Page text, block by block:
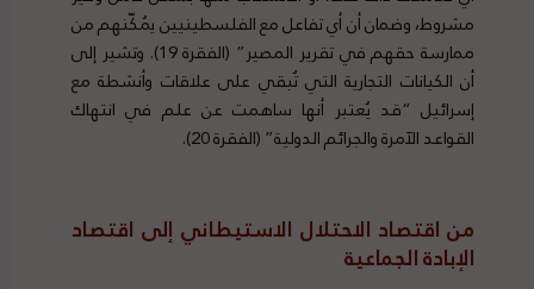
مشروط، وضمان أن أي تفاعل مع الفلسطينيين يُمكّنهم من
ممارسة حقهم في تقرير المصير” (الفقرة 19). وتشير إلى
أن الكيانات التجارية التي تُبقي على علاقات وأنشطة مع
إسرائيل “قد يُعتبر أنها ساهمت عن علم في انتهاك
القواعد الآمرة والجرائم الدولية” (الفقرة 20).
من اقتصاد الاحتلال الاستيطاني إلى اقتصاد
الإبادة الجماعية